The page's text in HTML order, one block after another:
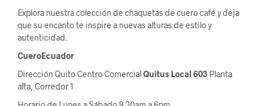
Explora nuestra colección de chaquetas de cuero café y deja
que su encanto te inspire a nuevas alturas de estilo y
autenticidad.
CueroEcuador
Dirección Quito Centro ComercialQuitus Local 603 Planta
alta, Corredor 1